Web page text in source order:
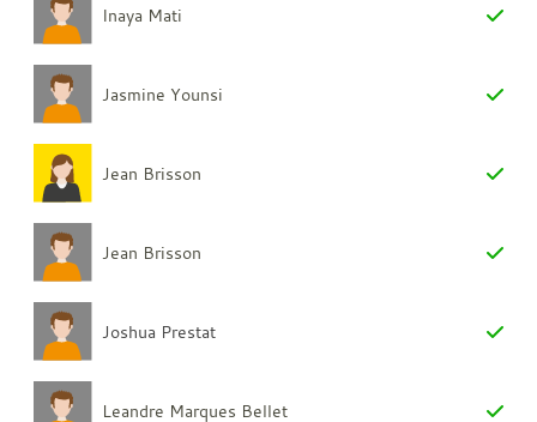
Inaya Mati
Jasmine Younsi
Jean Brisson
Jean Brisson
Joshua Prestat
Leandre Marques Bellet